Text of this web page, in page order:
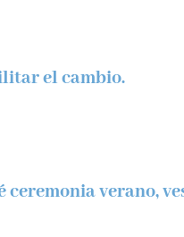
el cambio.
verano,